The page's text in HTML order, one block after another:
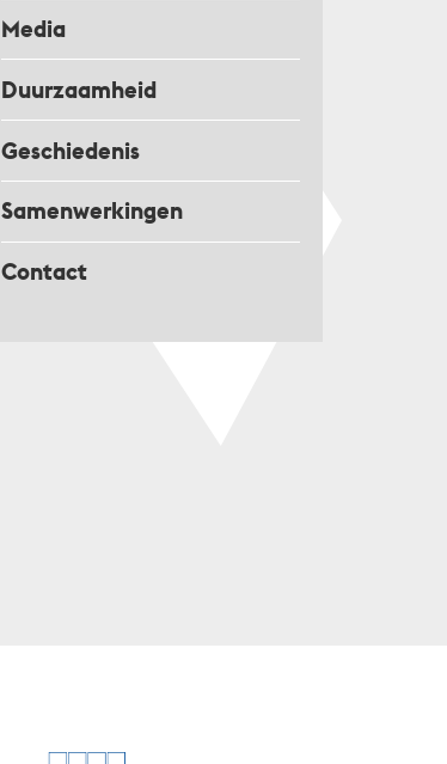
Media
Duurzaamheid
Geschiedenis
Samenwerkingen
Contact